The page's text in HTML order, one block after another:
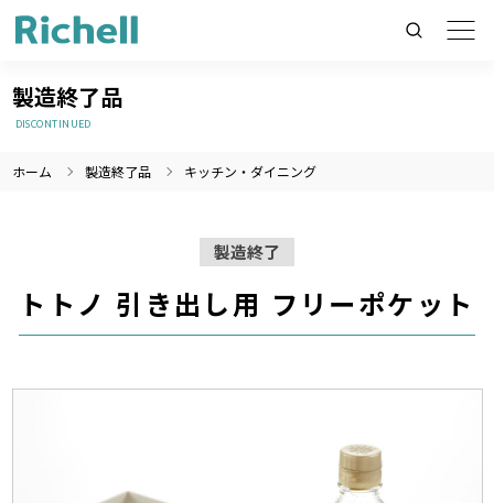
製品情報のみを検索
製造終了品
DISCONTINUED
ホーム 製造終了品 キッチン・ダイニング
製造終了
トトノ 引き出し用 フリーポケット